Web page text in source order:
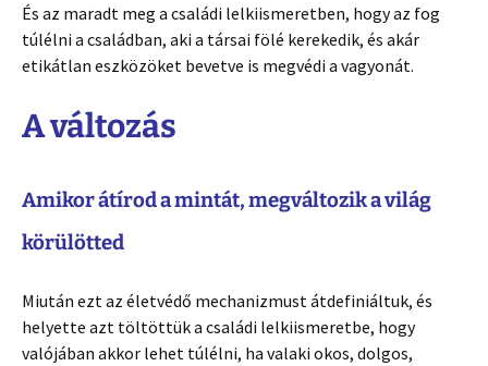
És az maradt meg a családi lelkiismeretben, hogy az fog
túlélni a családban, aki a társai fölé kerekedik, és akár
etikátlan eszközöket bevetve is megvédi a vagyonát.
A változás
Amikor átírod a mintát, megváltozik a világ
körülötted
Miután ezt az életvédő mechanizmust átdefiniáltuk, és
helyette azt töltöttük a családi lelkiismeretbe, hogy
valójában akkor lehet túlélni, ha valaki okos, dolgos,